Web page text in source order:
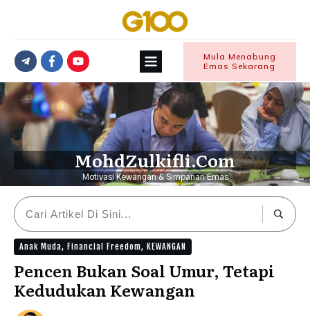
Mula Menabung
Emas Sekarang
MohdZulkifli.Com
Motivasi Kewangan & Simpanan Emas
Anak Muda, Financial Freedom, KEWANGAN
Pencen Bukan Soal Umur, Tetapi
Kedudukan Kewangan